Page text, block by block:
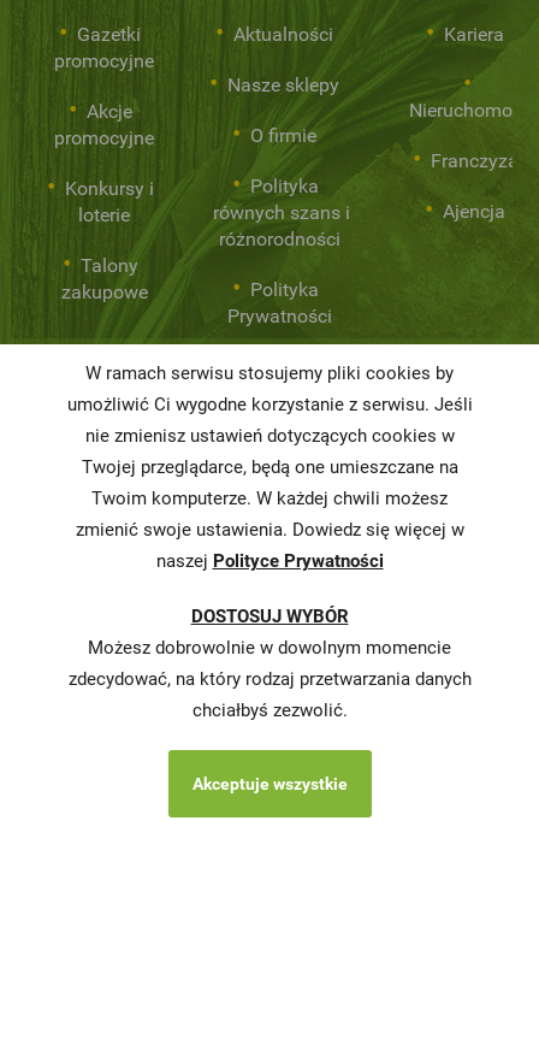
Gazetki
promocyjne
Akcje
promocyjne
Konkursy i
loterie
Talony
zakupowe
Aktualności
Nasze sklepy
O firmie
Polityka
równych szans i
różnorodności
Polityka
Prywatności
Niemarnowanie
żywności
Informacja o
realizowanej
strategii
podatkowej
charakterystyki
Butelkomaty
Kariera
Nieruchomości
Franczyza
Ajencja
W ramach serwisu stosujemy pliki cookies by
umożliwić Ci wygodne korzystanie z serwisu. Jeśli
nie zmienisz ustawień dotyczących cookies w
Twojej przeglądarce, będą one umieszczane na
Twoim komputerze. W każdej chwili możesz
zmienić swoje ustawienia. Dowiedz się więcej w
naszej Polityce Prywatności
DOSTOSUJ WYBÓR
Możesz dobrowolnie w dowolnym momencie
zdecydować, na który rodzaj przetwarzania danych
chciałbyś zezwolić.
Akceptuje wszystkie